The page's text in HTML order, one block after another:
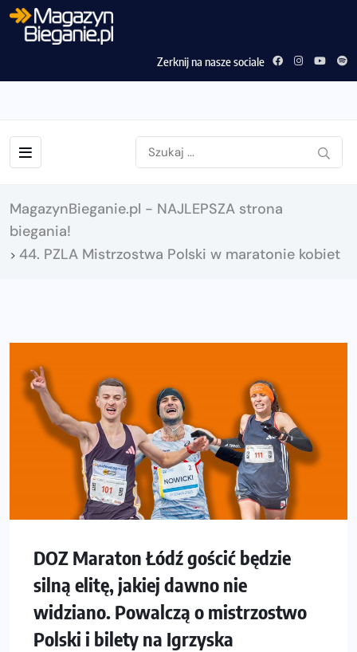
Zerknij na nasze sociale
MagazynBieganie.pl - NAJLEPSZA strona
biegania!
> 44. PZLA Mistrzostwa Polski w maratonie kobiet
DOZ Maraton Łódź gościć będzie
silną elitę, jakiej dawno nie
widziano. Powalczą o mistrzostwo
Polski i bilety na Igrzyska